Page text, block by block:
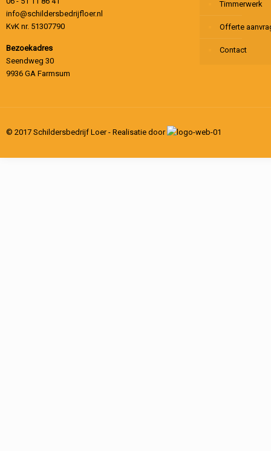
info@schildersbedrijfloer.nl
KvK nr. 51307790
Bezoekadres
Seendweg 30
9936 GA Farmsum
Timmerwerk
Offerte
Contact
© 2017 Schildersbedrijf Loer - Realisatie door